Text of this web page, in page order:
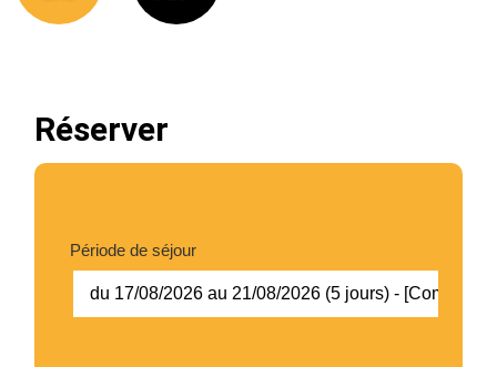
Chic Planet' Kids & Vous
Mon compte
Réserver
Période de séjour